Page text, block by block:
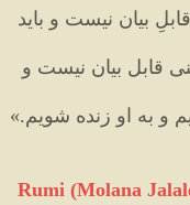
و به او زنده شویم.»
Rumi (Molana